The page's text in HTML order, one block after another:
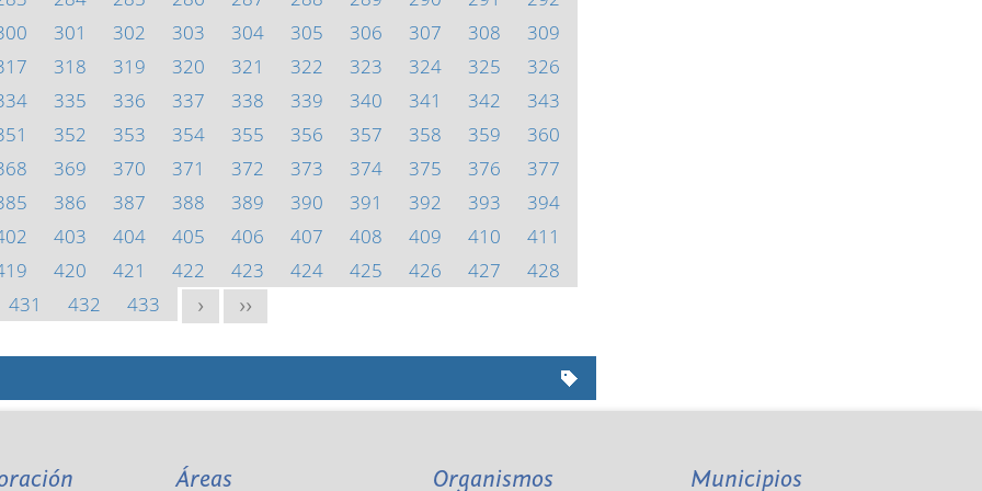
301 302 303 304 305 306 307 308
309
318 319 320 321 322 323 324 325
326
335 336 337 338 339 340 341 342
343
352 353 354 355 356 357 358 359
360
369 370 371 372 373 374 375 376
377
386 387 388 389 390 391 392 393
394
403 404 405 406 407 408 409 410
411
420 421 422 423 424 425 426 427
428
431
432 433 > >>
Áreas Organismos Municipios